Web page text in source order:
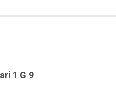
1 G 9